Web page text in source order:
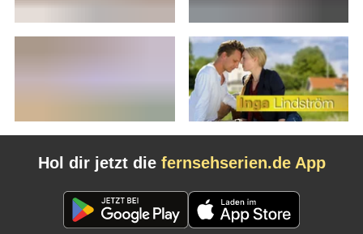
Hol dir jetzt die fernsehserien.de App